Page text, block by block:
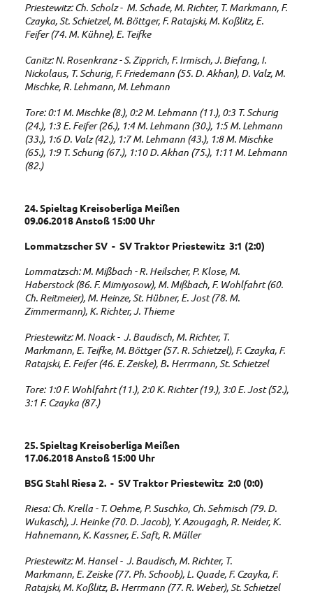
Priestewitz: Ch. Scholz - M. Schade, M. Richter, T. Markmann, F.
Czayka, St. Schietzel, M. Böttger, F. Ratajski, M. Koßlitz, E.
Feifer (74. M. Kühne), E. Teifke
Canitz: N. Rosenkranz - S. Zipprich, F. Irmisch, J. Biefang, I.
Nickolaus, T. Schurig, F. Friedemann (55. D. Akhan), D. Valz, M.
Mischke, R. Lehmann, M. Lehmann
Tore: 0:1 M. Mischke (8.), 0:2 M. Lehmann (11.), 0:3 T. Schurig
(24.), 1:3 E. Feifer (26.), 1:4 M. Lehmann (30.), 1:5 M. Lehmann
(33.), 1:6 D. Valz (42.), 1:7 M. Lehmann (43.), 1:8 M. Mischke
(65.), 1:9 T. Schurig (67.), 1:10 D. Akhan (75.), 1:11 M. Lehmann
(82.)
24. Spieltag Kreisoberliga Meißen
09.06.2018 Anstoß 15:00 Uhr
Lommatzscher SV - SV Traktor Priestewitz 3:1 (2:0)
Lommatzsch: M. Mißbach - R. Heilscher, P. Klose, M.
Haberstock (86. F. Mimiyosow), M. Mißbach, F. Wohlfahrt (60.
Ch. Reitmeier), M. Heinze, St. Hübner, E. Jost (78. M.
Zimmermann), K. Richter, J. Thieme
Priestewitz: M. Noack - J. Baudisch, M. Richter, T.
Markmann, E. Teifke, M. Böttger (57. R. Schietzel), F. Czayka, F.
Ratajski, E. Feifer (46. E. Zeiske), B. Herrmann, St. Schietzel
Tore: 1:0 F. Wohlfahrt (11.), 2:0 K. Richter (19.), 3:0 E. Jost (52.),
3:1 F. Czayka (87.)
25. Spieltag Kreisoberliga Meißen
17.06.2018 Anstoß 15:00 Uhr
BSG Stahl Riesa 2. - SV Traktor Priestewitz 2:0 (0:0)
Riesa: Ch. Krella - T. Oehme, P. Suschko, Ch. Sehmisch (79. D.
Wukasch), J. Heinke (70. D. Jacob), Y. Azougagh, R. Neider, K.
Hahnemann, K. Kassner, E. Saft, R. Müller
Priestewitz: M. Hansel - J. Baudisch, M. Richter, T.
Markmann, E. Zeiske (77. Ph. Schoob), L. Quade, F. Czayka, F.
Ratajski, M. Koßlitz, B. Herrmann (77. R. Weber), St. Schietzel